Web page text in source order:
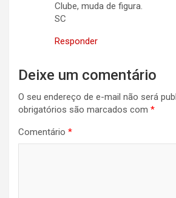
Clube, muda de figura.
SC
Responder
Deixe um comentário
O seu endereço de e-mail não será
obrigatórios são marcados com *
Comentário *